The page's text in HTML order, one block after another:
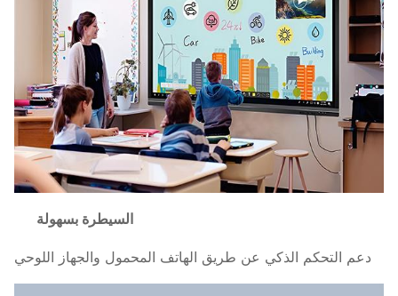
السيطرة بسهولة
دعم التحكم الذكي عن طريق الهاتف المحمول والجهاز اللوحي